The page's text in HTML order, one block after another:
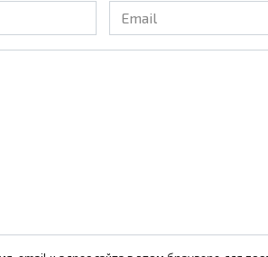
Email
*